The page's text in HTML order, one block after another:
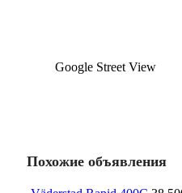
Google Street View
Похожие объявления